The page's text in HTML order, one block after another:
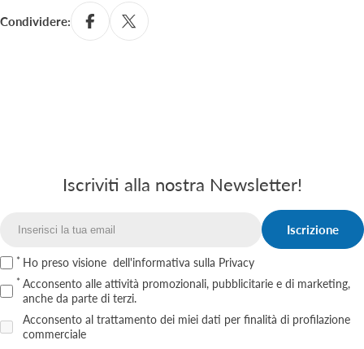
Condividere:
Iscriviti alla nostra Newsletter!
Iscrizione
Ho preso visione dell'informativa sulla Privacy
Acconsento alle attività promozionali, pubblicitarie e di marketing,
anche da parte di terzi.
Acconsento al trattamento dei miei dati per finalità di profilazione
commerciale